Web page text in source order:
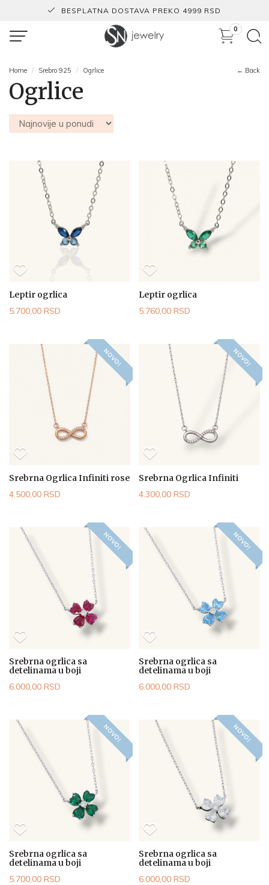
BESPLATNA DOSTAVA PREKO 4999 RSD
0
Home Srebro 925 Ogrlice ← Back
Ogrlice
Leptir ogrlica
5.700,00 RSD
Leptir ogrlica
5.760,00 RSD
NOVO!
Srebrna Ogrlica Infiniti rose
4.500,00 RSD
NOVO!
Srebrna Ogrlica Infiniti
4.300,00 RSD
NOVO!
Srebrna ogrlica sa
detelinama u boji
6.000,00 RSD
NOVO!
Srebrna ogrlica sa
detelinama u boji
6.000,00 RSD
NOVO!
Srebrna ogrlica sa
detelinama u boji
5.700,00 RSD
NOVO!
Srebrna ogrlica sa
detelinama u boji
6.000,00 RSD